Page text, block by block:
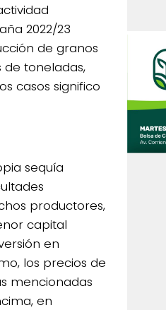
2022/23
de granos
toneladas,
casos significo
sequía
productores,
capital
en
los precios de
mencionadas
en